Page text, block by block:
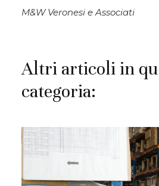
M&W Veronesi e Associati
Altri articoli in
categoria: